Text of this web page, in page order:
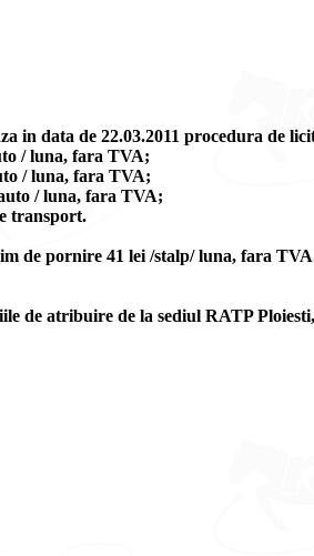
in data de 22.03.2011 procedura
/ luna, fara TVA;
/ luna, fara TVA;
/ luna, fara TVA;
transport.
de pornire 41 lei /stalp/ luna, fara
de atribuire de la sediul RATP